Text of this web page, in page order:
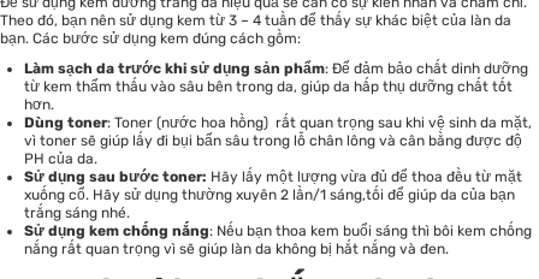
Theo đó, bạn nên sử dụng kem từ 3 – 4 tuần để thấy sự khác biệt của làn da
bạn. Các bước sử dụng kem đúng cách gồm:
Làm sạch da trước khi sử dụng sản phẩm: Để đảm bảo chất dinh dưỡng
từ kem thẩm thấu vào sâu bên trong da, giúp da hấp thụ dưỡng chất tốt
hơn.
Dùng toner: Toner (nước hoa hồng) rất quan trọng sau khi vệ sinh da mặt,
vì toner sẽ giúp lấy đi bụi bẩn sâu trong lỗ chân lông và cân bằng được độ
PH của da.
Sử dụng sau bước toner: Hãy lấy một lượng vừa đủ để thoa đều từ mặt
xuống cổ. Hãy sử dụng thường xuyên 2 lần/1 sáng,tối để giúp da của bạn
trắng sáng nhé.
Sử dụng kem chống nắng: Nếu bạn thoa kem buổi sáng thì bôi kem chống
nắng rất quan trọng vì sẽ giúp làn da không bị hắt nắng và đen.